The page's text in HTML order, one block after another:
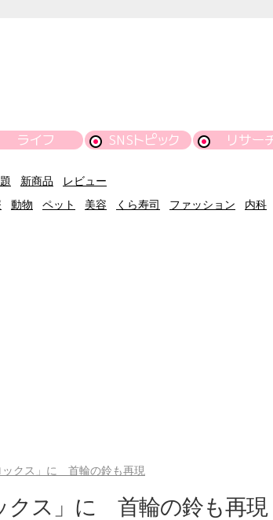
ライフ SNSトピック リサー
新商品
レビュー
動物 ペット 美容 くら寿司 ファッション 内科
ックス」に 首輪の鈴も再現
クス」に 首輪の鈴も再現